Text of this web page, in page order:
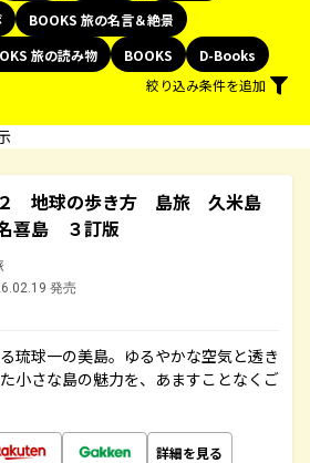
BOOKS 旅の名言＆絶景
旅の読み物 BOOKS
D-Books
絞り込み条件を追加
地球の歩き方 島旅 久米島
喜島 ３訂版
発売
琉球一の美島。ゆるやかな空気と透き
小さな島の魅力を、あますことなくご
詳細を見る